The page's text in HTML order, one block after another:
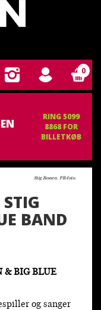
0
RING 5099
8868 FOR
BILLETKØB
Stig Rossen. PR-foto.
BAND
& BIG BLUE
og sanger